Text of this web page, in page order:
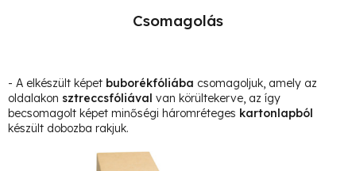
Csomagolás
- A elkészült képet buborékfóliába csomagoljuk, amely az
oldalakon sztreccsfóliával van körültekerve, az így
becsomagolt képet minőségi háromréteges kartonlapból
készült dobozba rakjuk.